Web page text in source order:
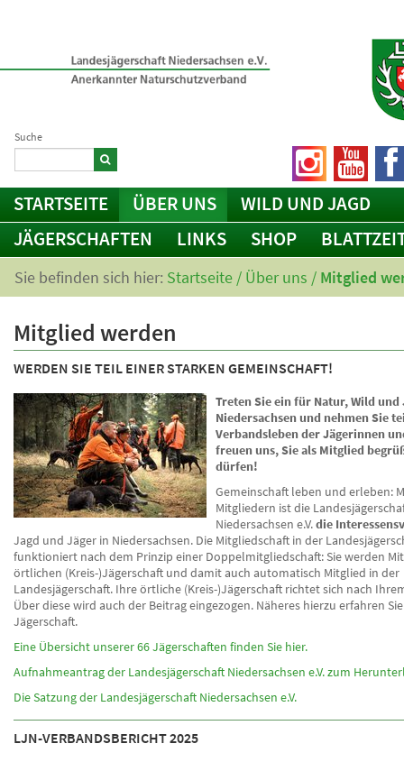
Suche
STARTSEITE ÜBER UNS
WILD UND JAGD
JÄGERSCHAFTEN
LINKS SHOP
Sie befinden sich hier: Startseite / Über uns / Mitglied
Mitglied werden
WERDEN SIE TEIL EINER STARKEN GEMEINSCHAFT!
Treten Sie ein für Natur, Wild und
Niedersachsen und nehmen Sie
Verbandsleben der Jägerinnen
freuen uns, Sie als Mitglied
dürfen!
Gemeinschaft leben und erleben:
Mitgliedern ist die
Niedersachsen e.V.die
Jagd und Jäger in Niedersachsen. Die Mitgliedschaft in der
funktioniert nach dem Prinzip einer Doppelmitgliedschaft: Sie werden
örtlichen (Kreis-)Jägerschaft und damit auch automatisch Mitglied in der
Landesjägerschaft. Ihre örtliche (Kreis-)Jägerschaft richtet sich nach
Über diese wird auch der Beitrag eingezogen. Näheres hierzu erfahren
Jägerschaft.
Eine Übersicht unserer 66 Jägerschaften finden Sie hier.
Aufnahmeantrag der Landesjägerschaft Niedersachsen e.V. zum
Die Satzung der Landesjägerschaft Niedersachsen e.V.
LJN-VERBANDSBERICHT 2025